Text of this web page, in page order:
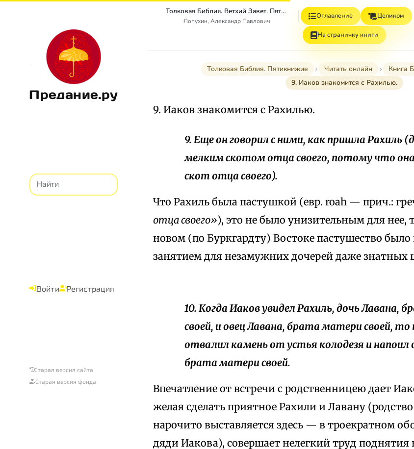
Предание.ру
Войти Регистрация
Старая версия сайта
Старая версия фонда
Толковая Библия. Ветхий Завет. Пятикнижие.
Лопухин, Александр Павлович
Оглавление Целиком
На страничку книги
Толковая Библия. Пятикнижие Читать онлайн Книга
9. Иаков знакомится с Рахилью.
9. Иаков знакомится с Рахилью.
9. Еще он говорил с ними, как пришла Рахиль
мелким скотом отца своего, потому что
скот отца своего).
Что Рахиль была пастушкой (евр. roah — прич.:
отца своего»), это не было унизительным для нее,
новом (по Буркгардту) Востоке пастушество
занятием для незамужних дочерей даже знатных
10. Когда Иаков увидел Рахиль, дочь Лавана,
своей, и овец Лавана, брата матери своей,
отвалил камень от устья колодезя и напоил
брата матери своей.
Впечатление от встречи с родственницею дает
желая сделать приятное Рахили и Лавану
нарочито выставляется здесь — в троекратном
дяди Иакова), совершает нелегкий труд поднятия